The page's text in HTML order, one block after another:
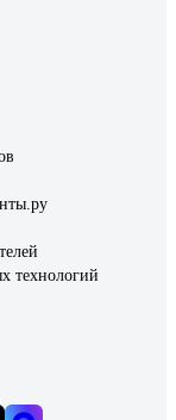
технологий